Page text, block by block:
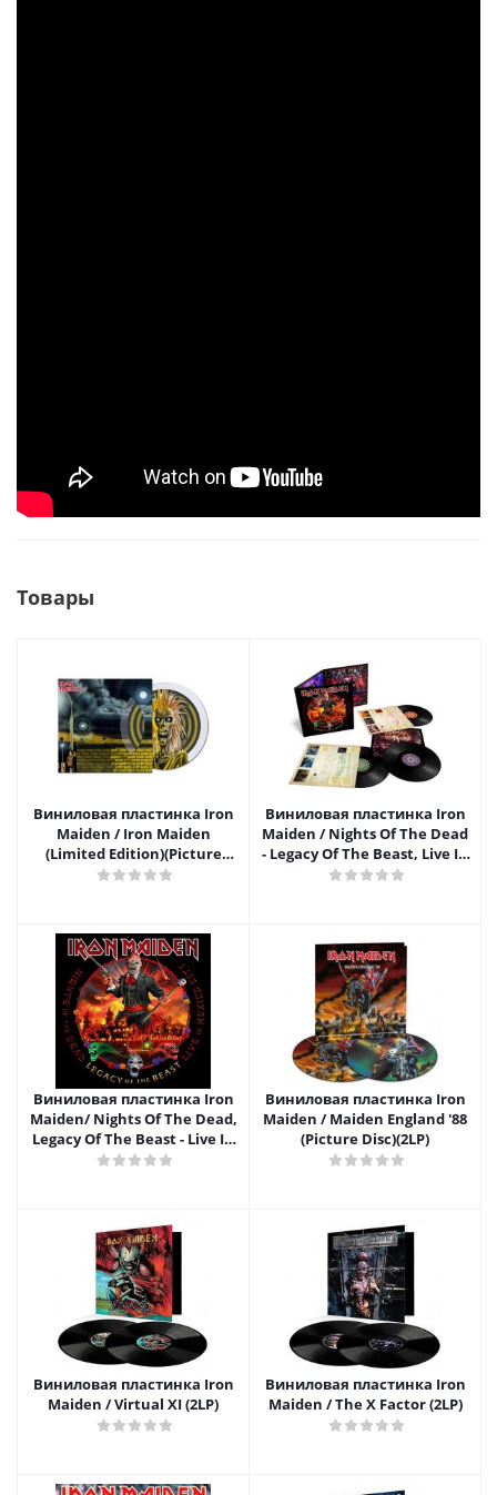
Товары
Виниловая пластинка Iron
Maiden / Iron Maiden
(Limited Edition)(Picture
Disc)(LP)
Виниловая пластинка Iron
Maiden / Nights Of The Dead
- Legacy Of The Beast, Live In
Mexico City (Limited Edition)
Виниловая пластинка Iron
Maiden/ Nights Of The Dead,
Legacy Of The Beast - Live In
Mexico City (Limited Edition)
Виниловая пластинка Iron
Maiden / Maiden England '88
(Picture Disc)(2LP)
Виниловая пластинка Iron
Maiden / Virtual XI (2LP)
Виниловая пластинка Iron
Maiden / The X Factor (2LP)